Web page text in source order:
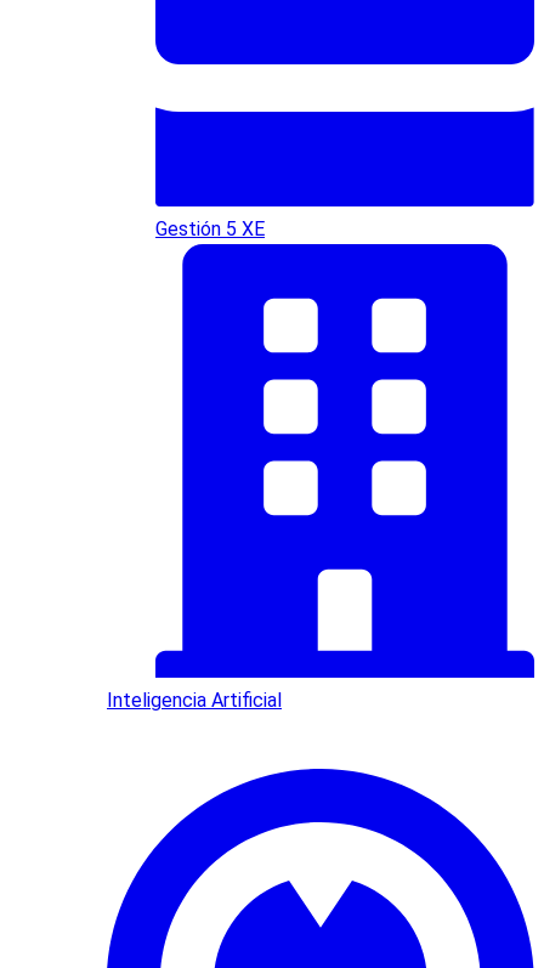
Gestión 5 XE
Inteligencia Artificial